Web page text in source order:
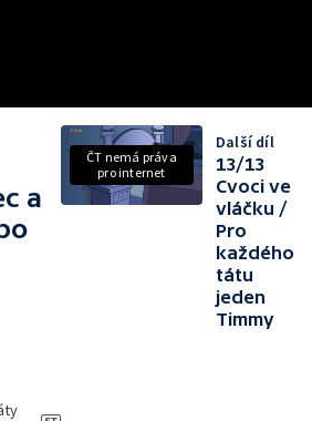
a
ČT nemá práva
pro internet
Další díl
13/13
Cvoci ve
vláčku /
Pro
každého
tátu
jeden
Timmy